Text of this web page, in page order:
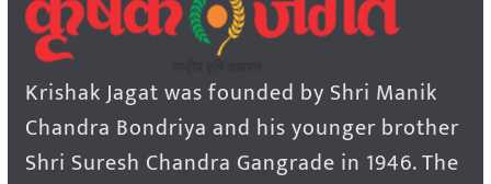
Krishak Jagat was founded by Shri Manik
Chandra Bondriya and his younger brother
Shri Suresh Chandra Gangrade in 1946. The